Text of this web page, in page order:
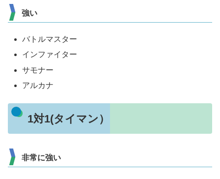
強い
バトルマスター
インファイター
サモナー
アルカナ
1対1(タイマン）
非常に強い